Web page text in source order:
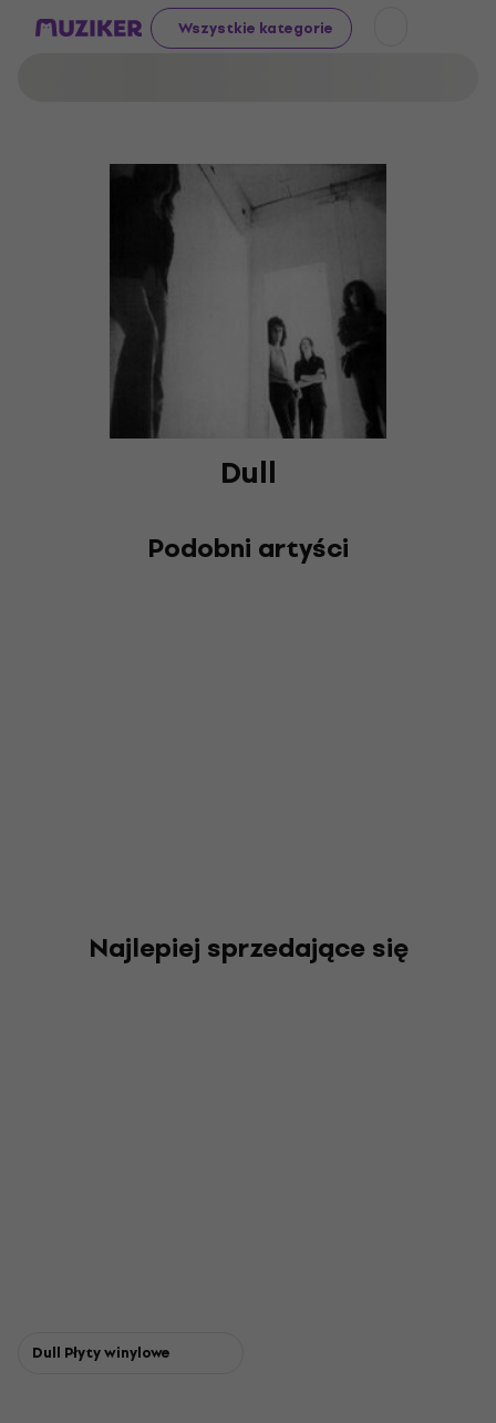
Wszystkie kategorie
Dull
Podobni artyści
Najlepiej sprzedające się
Dull Płyty winylowe